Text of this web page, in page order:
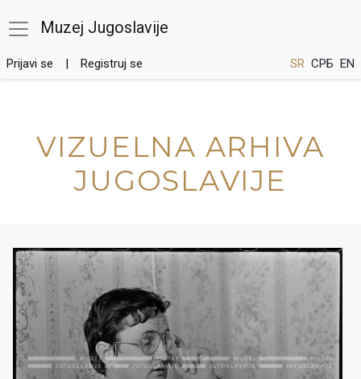
Muzej Jugoslavije
Prijavi se Registruj se SR СРБ EN
VIZUELNA ARHIVA
JUGOSLAVIJE